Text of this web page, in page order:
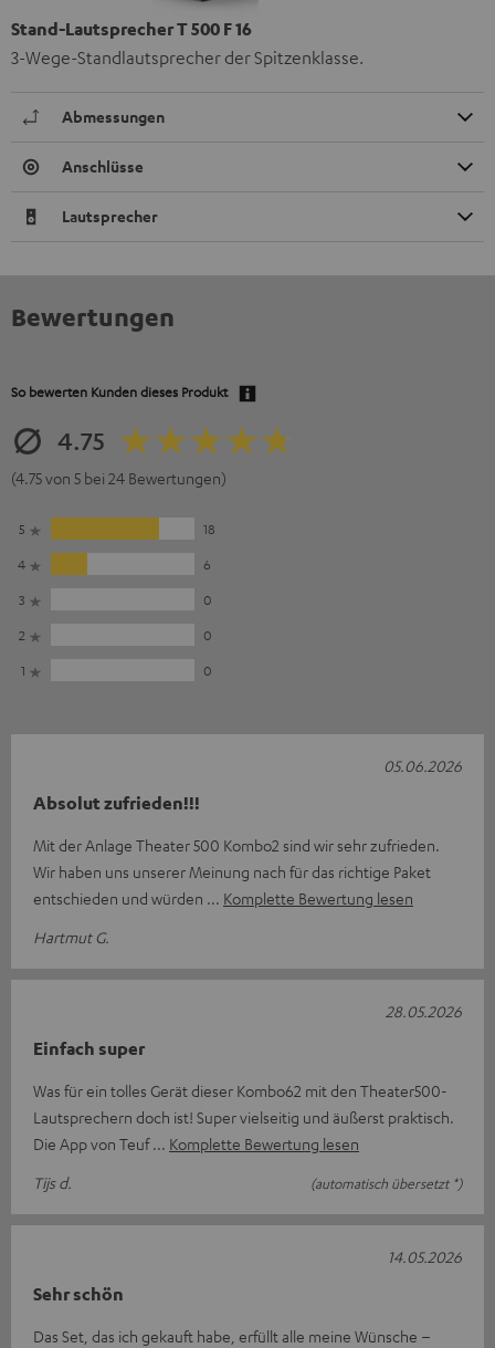
Stand-Lautsprecher T 500 F 16
3-Wege-Standlautsprecher der Spitzenklasse.
Abmessungen
Anschlüsse
Lautsprecher
Bewertungen
So bewerten Kunden dieses Produkt
4.75
(4.75 von 5 bei 24 Bewertungen)
5
18
4
6
3
0
2
0
1
0
Absolut zufrieden!!!
Mit der Anlage Theater 500 Kombo2 sind wir sehr zufrieden.
Wir haben uns unserer Meinung nach für das richtige Paket
entschieden und würden
Komplette Bewertung lesen
Hartmut G.
05.06.2026
Einfach super
Was für ein tolles Gerät dieser Kombo62 mit den Theater500-
Lautsprechern doch ist! Super vielseitig und äußerst praktisch.
Die App von Teuf
Komplette Bewertung lesen
Tijs d.
(automatisch übersetzt *)
28.05.2026
Sehr schön
Das Set, das ich gekauft habe, erfüllt alle meine Wünsche –
14.05.2026